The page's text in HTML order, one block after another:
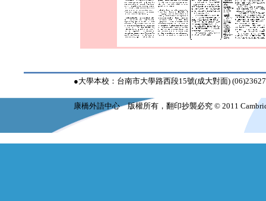
●大學本校：台南市大學路西段15號(成大對面)
康橋外語中心 版權所有，翻印抄襲必究 © 2011